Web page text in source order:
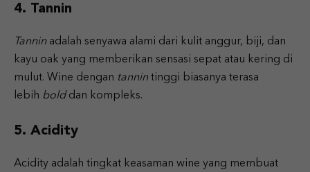
4. Tannin
Tannin adalah senyawa alami dari kulit anggur, biji, dan
kayu oak yang memberikan sensasi sepat atau kering di
mulut. Wine dengan tannin tinggi biasanya terasa
lebih bold dan kompleks.
5. Acidity
Acidity adalah tingkat keasaman wine yang membuat